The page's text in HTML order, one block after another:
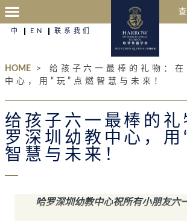
中 EN 联系我们
HOME > 给孩子六一最棒的礼物：在
中心，用“玩”点燃智慧与未来！
给孩子六一最棒的礼
罗深圳幼教中心，用
智慧与未来！
哈罗深圳幼教中心祝所有小朋友六